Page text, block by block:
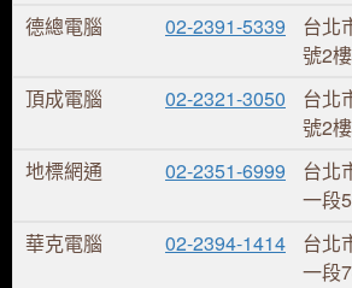
德總電腦
02-2391-5339
台北
號2
頂成電腦
02-2321-3050
台北
號2
地標網通
02-2351-6999
台北
一段
華克電腦
02-2394-1414
台北
一段